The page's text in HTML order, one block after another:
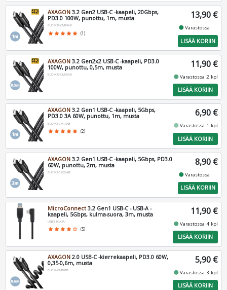
AXAGON 3.2 Gen2 USB-C -kaapeli, 20Gbps,
PD3.0 100W, punottu, 1m, musta
BUCM32-CM10AB
star star star star star (1)
13,90 €
fiber_manual_recordVarastossa
LISÄÄ KORIIN
AXAGON 3.2 Gen2x2 USB-C -kaapeli, PD3.0
100W, punottu, 0,5m, musta
BUCM32-CM05AB
11,90 €
fiber_manual_recordVarastossa 2 kpl
LISÄÄ KORIIN
AXAGON 3.2 Gen1 USB-C -kaapeli, 5Gbps,
PD3.0 3A 60W, punottu, 1m, musta
BUCM3-CM10AB
star star star star star (2)
6,90 €
fiber_manual_recordVarastossa 1 kpl
LISÄÄ KORIIN
AXAGON 3.2 Gen1 USB-C -kaapeli, 5Gbps, PD3.0
60W, punottu, 2m, musta
BUCM3-CM20AB
8,90 €
fiber_manual_recordVarastossa
LISÄÄ KORIIN
MicroConnect 3.2 Gen1 USB-C - USB-A -
kaapeli, 5Gbps, kulma-suora, 3m, musta
USB3.1CA3A
star star star star star_border (5)
11,90 €
fiber_manual_recordVarastossa 4 kpl
LISÄÄ KORIIN
AXAGON 2.0 USB-C -kierrekaapeli, PD3.0 60W,
0,35-0,6m, musta
BUCM-CM10TB
5,90 €
fiber_manual_recordVarastossa 3 kpl
LISÄÄ KORIIN